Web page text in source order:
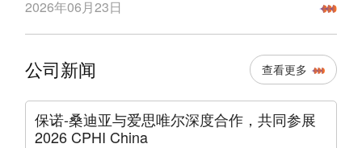
科研机构、生物科技公司及大型制药企业的领袖与科学
家齐聚一堂，共同回顾创新药产业的发展历程，探讨前
沿科技驱动下的研发创新，并展望未来三十年的机遇与
挑战。
2026年06月23日
公司新闻 查看更多
保诺-桑迪亚与爱思唯尔深度合作，共同参展
2026 CPHI China